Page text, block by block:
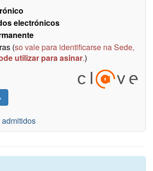
electrónicos
(so vale para identificarse na Sede,
utilizar para asinar.)